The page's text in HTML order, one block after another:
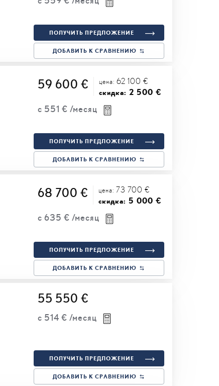
ПОЛУЧИТЬ ПРЕДЛОЖЕНИЕ
ДОБАВИТЬ К СРАВНЕНИЮ
59 600 € цена: 62 100 €
скидка: 2 500 €
с 551 € /месяц
ПОЛУЧИТЬ ПРЕДЛОЖЕНИЕ
ДОБАВИТЬ К СРАВНЕНИЮ
68 700 € цена: 73 700 €
скидка: 5 000 €
с 635 € /месяц
ПОЛУЧИТЬ ПРЕДЛОЖЕНИЕ
ДОБАВИТЬ К СРАВНЕНИЮ
55 550 €
с 514 € /месяц
ПОЛУЧИТЬ ПРЕДЛОЖЕНИЕ
ДОБАВИТЬ К СРАВНЕНИЮ